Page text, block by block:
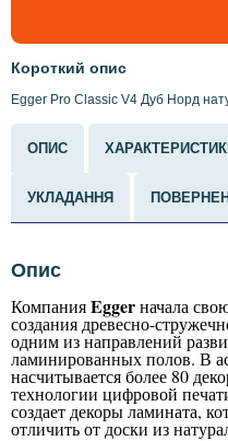
Короткий опис
Egger Pro Classic V4 Дуб Норд
ОПИС
УКЛАДАННЯ
Опис
КомпанияEggerначала
создания древесно-
одним из направлений
ламинированных полов. В
насчитывается более 80
технологии цифровой
создает декоры ламината,
отличить от доски из